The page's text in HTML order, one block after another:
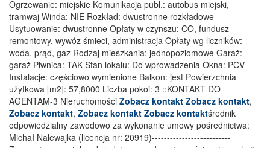
Ogrzewanie: miejskie Komunikacja publ.: autobus miejski,
tramwaj Winda: NIE Rozkład: dwustronne rozkładowe
Usytuowanie: dwustronne Opłaty w czynszu: CO, fundusz
remontowy, wywóz śmieci, administracja Opłaty wg liczników:
woda, prąd, gaz Rodzaj mieszkania: jednopoziomowe Garaż:
garaż Piwnica: TAK Stan lokalu: Do wprowadzenia Okna: PCV
Instalacje: częściowo wymienione Balkon: jest Powierzchnia
użytkowa [m2]: 57,8000 Liczba pokoi: 3 ::KONTAKT DO
AGENTAM-3 Nieruchomości Zobacz kontakt Zobacz kontakt,
Zobacz kontakt, Zobacz kontakt Zobacz kontaktśrednik
odpowiedzialny zawodowo za wykonanie umowy pośrednictwa:
Michał Nalewajka (licencja nr: 20919)--------------------------